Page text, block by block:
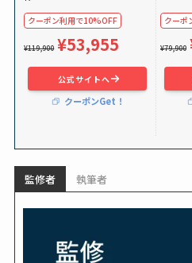
クーポン利用で10%OFF
¥119,900 ¥53,955
公式サイトへ
クーポンGet！
クーポ
¥79,900
監修者 執筆者